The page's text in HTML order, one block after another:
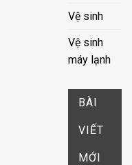
Vệ sinh
Vệ sinh
máy lạnh
BÀI
VIẾT
MỚI